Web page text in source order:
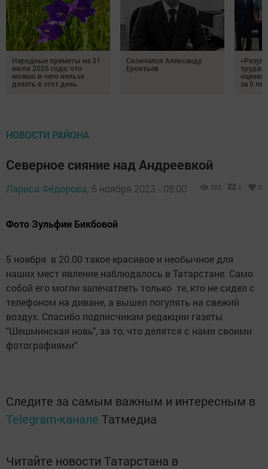
Народные приметы на 31
июля 2026 года: что
можно и чего нельзя
делать в этот день
Скончался Александр
Еронтьев
за 5 лет
НОВОСТИ РАЙОНА
Северное сияние над Андреевкой
Лариса Фёдорова, 6 ноября 2023 - 08:00 585 0 0
Фото Зульфии Бикбовой
5 ноября в 20.00 такое красивое и необычное для
наших мест явление наблюдалось в Татарстане. Само
собой его могли запечатлеть только те, кто не сидел с
телефоном на диване, а вышел погулять на свежий
воздух. Спасибо подписчикам редакции газеты
"Шешминская новь", за то, что делятся с нами своими
фотографиями"
Следите за самым важным и интересным в
Telegram-канале Татмедиа
Читайте новости Татарстана в